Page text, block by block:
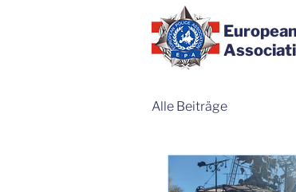
Alle Beiträge